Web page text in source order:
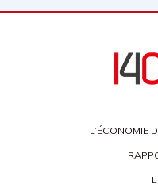
L’ÉCONOMIE